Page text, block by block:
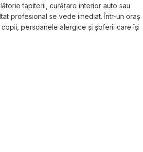
tapiterii, curățare interior auto sau
profesional se vede imediat. Într-un oraș
persoanele alergice și șoferii care își